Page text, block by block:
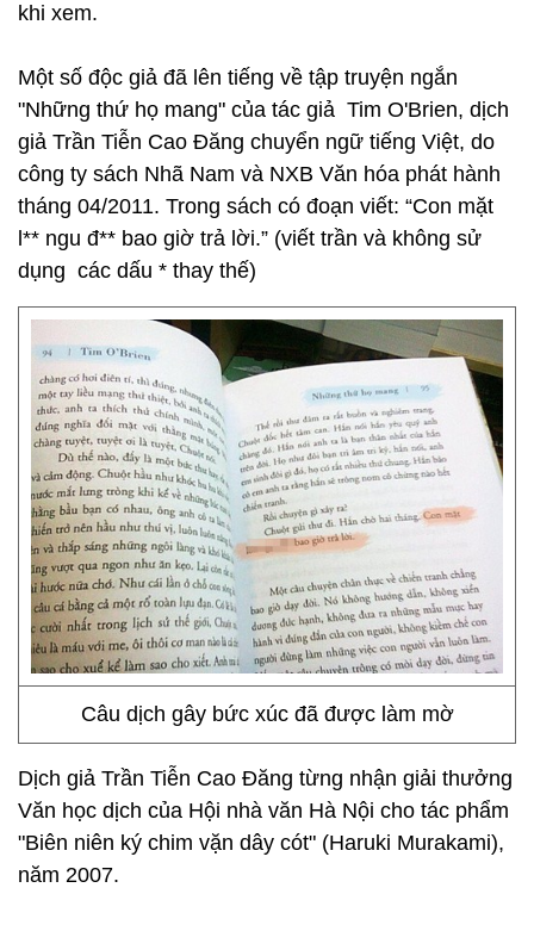
khi xem.
Một số độc giả đã lên tiếng về tập truyện ngắn
"Những thứ họ mang" của tác giả Tim O'Brien, dịch
giả Trần Tiễn Cao Đăng chuyển ngữ tiếng Việt, do
công ty sách Nhã Nam và NXB Văn hóa phát hành
tháng 04/2011. Trong sách có đoạn viết: “Con mặt
l** ngu đ** bao giờ trả lời.” (viết trần và không sử
dụng các dấu * thay thế)
Câu dịch gây bức xúc đã được làm mờ
Dịch giả Trần Tiễn Cao Đăng từng nhận giải thưởng
Văn học dịch của Hội nhà văn Hà Nội cho tác phẩm
"Biên niên ký chim vặn dây cót" (Haruki Murakami),
năm 2007.